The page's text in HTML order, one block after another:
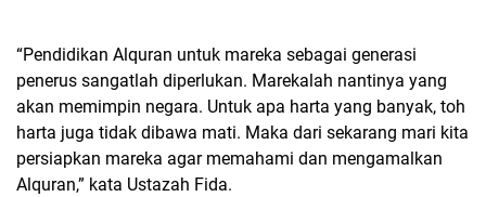
“Pendidikan Alquran untuk mareka sebagai generasi
penerus sangatlah diperlukan. Marekalah nantinya yang
akan memimpin negara. Untuk apa harta yang banyak, toh
harta juga tidak dibawa mati. Maka dari sekarang mari kita
persiapkan mareka agar memahami dan mengamalkan
Alquran,” kata Ustazah Fida.